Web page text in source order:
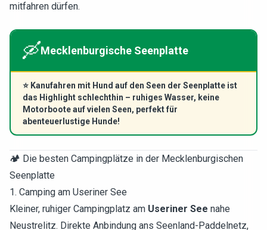
mitfahren dürfen.
🛶Mecklenburgische Seenplatte
⭐ Kanufahren mit Hund auf den Seen der Seenplatte ist
das Highlight schlechthin – ruhiges Wasser, keine
Motorboote auf vielen Seen, perfekt für
abenteuerlustige Hunde!
🏕️ Die besten Campingplätze in der Mecklenburgischen
Seenplatte
1. Camping am Useriner See
Kleiner, ruhiger Campingplatz am Useriner See nahe
Neustrelitz. Direkte Anbindung ans Seenland-Paddelnetz,